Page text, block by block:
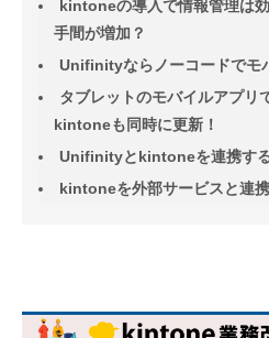
kintoneの導入で情報管理は
手間が増加？
Unifinityならノーコードでモ
タブレットのモバイルアプリ
kintoneも同時に更新！
Unifinityとkintoneを連携す
kintoneを外部サービスと連